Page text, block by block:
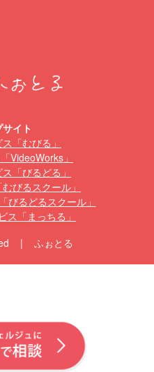
イト
「むびる」
VideoWorks」
「びるどる」
びるスクール」
びるどるスクール」
ス「まっちる」
| ふぉとる